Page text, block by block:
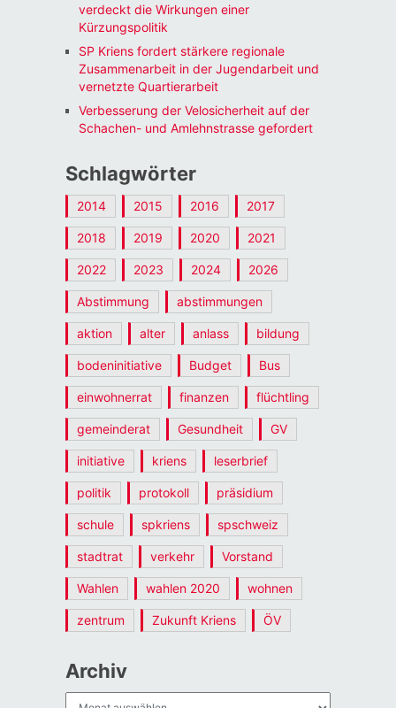
verdeckt die Wirkungen einer
Kürzungspolitik
SP Kriens fordert stärkere regionale
Zusammenarbeit in der Jugendarbeit und
vernetzte Quartierarbeit
Verbesserung der Velosicherheit auf der
Schachen- und Amlehnstrasse gefordert
Schlagwörter
2014 2015 2016 2017
2018 2019 2020 2021
2022 2023 2024 2026
Abstimmung abstimmungen
aktion alter anlass bildung
bodeninitiative Budget Bus
einwohnerrat finanzen flüchtling
gemeinderat Gesundheit GV
initiative kriens leserbrief
politik protokoll präsidium
schule spkriens spschweiz
stadtrat verkehr Vorstand
Wahlen wahlen 2020 wohnen
zentrum Zukunft Kriens ÖV
Archiv